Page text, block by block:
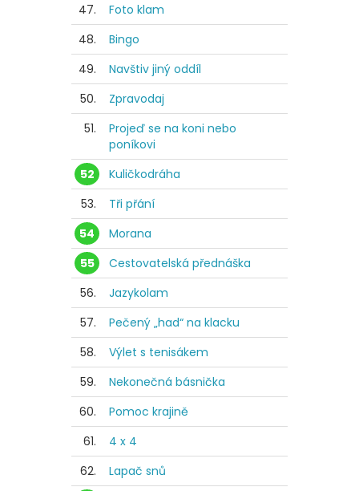
47.
Foto klam
48.
Bingo
49.
Navštiv jiný oddíl
50.
Zpravodaj
51.
Projeď se na koni nebo
poníkovi
52
Kuličkodráha
53.
Tři přání
54
Morana
55
Cestovatelská přednáška
56.
Jazykolam
57.
Pečený „had“ na klacku
58.
Výlet s tenisákem
59.
Nekonečná básnička
60.
Pomoc krajině
61.
4 x 4
62.
Lapač snů